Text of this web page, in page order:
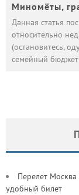
Миномёты,
Данная статья
относительно
(остановитесь,
семейный
Перелет Москва
удобный билет